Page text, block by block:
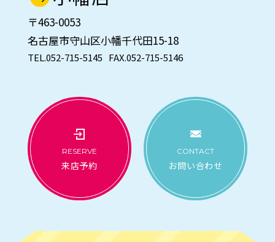
〒463-0053
名古屋市守山区小幡千代田15-18
TEL.052-715-5145 FAX.052-715-5146
RESERVE
来店予約
CONTACT
お問い合わせ